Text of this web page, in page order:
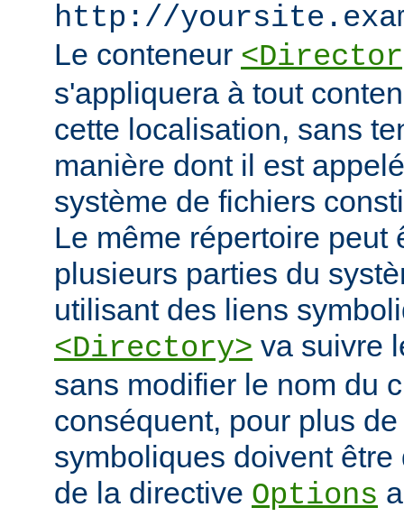
http://
Le conteneur
s'appliquera à tout
cette localisation, sans
manière dont il est
système de fichiers
Le même répertoire peut
plusieurs parties du
utilisant des liens
<Directory> va suivre
sans modifier le nom du
conséquent, pour plus
symboliques doivent
de la directive Options